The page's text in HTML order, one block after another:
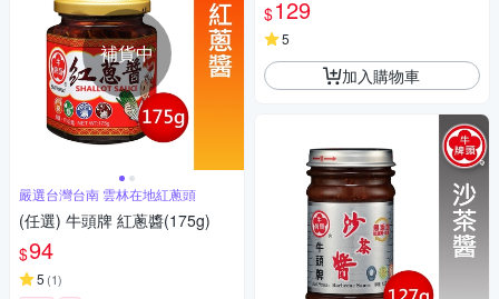
補貨中
嚴選台灣台南 雲林在地紅蔥頭
(任選) 牛頭牌 紅蔥醬(175g)
$94
5 (1)
$129
5
加入購物車